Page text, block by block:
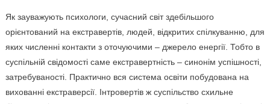
Як зауважують психологи, сучасний світ здебільшого
орієнтований на екстравертів, людей, відкритих спілкуванню, для
яких численні контакти з оточуючими – джерело енергії. Тобто в
суспільній свідомості саме екстравертність – синонім успішності,
затребуваності. Практично вся система освіти побудована на
вихованні екстраверсії. Інтровертів ж суспільство схильне